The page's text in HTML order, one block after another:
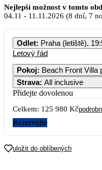
Nejlepší možnost v tomto
04.11 - 11.11.2026 (8 dní, 7
Odlet: Praha (letiště),
Letový řád
Pokoj: Beach Front Villa
Strava: All inclusive
Přidejte dovolenou
Celkem: 125 980 Kč
Rezervujte
uložit do oblíbených